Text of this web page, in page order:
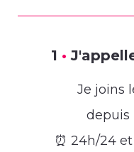
1 •
Je joins
depuis
⏰ 24h/24